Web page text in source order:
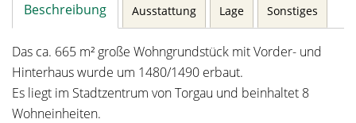
Beschreibung Ausstattung Lage Sonstiges
Das ca. 665 m² große Wohngrundstück mit Vorder- und
Hinterhaus wurde um 1480/1490 erbaut.
Es liegt im Stadtzentrum von Torgau und beinhaltet 8
Wohneinheiten.